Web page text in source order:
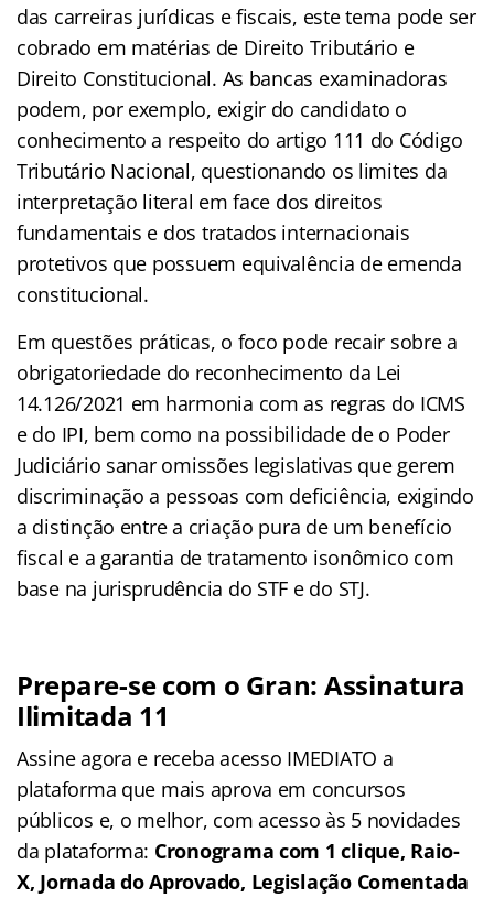
das carreiras jurídicas e fiscais, este tema pode ser
cobrado em matérias de Direito Tributário e
Direito Constitucional. As bancas examinadoras
podem, por exemplo, exigir do candidato o
conhecimento a respeito do artigo 111 do Código
Tributário Nacional, questionando os limites da
interpretação literal em face dos direitos
fundamentais e dos tratados internacionais
protetivos que possuem equivalência de emenda
constitucional.
Em questões práticas, o foco pode recair sobre a
obrigatoriedade do reconhecimento da Lei
14.126/2021 em harmonia com as regras do ICMS
e do IPI, bem como na possibilidade de o Poder
Judiciário sanar omissões legislativas que gerem
discriminação a pessoas com deficiência, exigindo
a distinção entre a criação pura de um benefício
fiscal e a garantia de tratamento isonômico com
base na jurisprudência do STF e do STJ.
Prepare-se com o Gran: Assinatura
Ilimitada 11
Assine agora e receba acesso IMEDIATO a
plataforma que mais aprova em concursos
públicos e, o melhor, com acesso às 5 novidades
da plataforma: Cronograma com 1 clique, Raio-
X, Jornada do Aprovado, Legislação Comentada